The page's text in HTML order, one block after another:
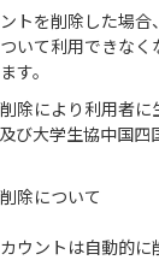
トを削除した場
いて利用できなく
す。
除により利用者に
び大学生協中国四
除について
ウントは自動的に